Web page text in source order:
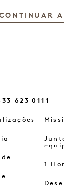
CONTINUAR A
623 0111
1